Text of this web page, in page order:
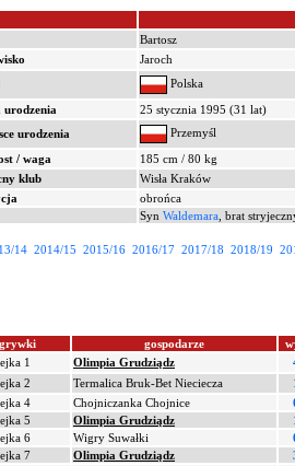
Bartosz
Jaroch
Polska
urodzenia
25 stycznia 1995 (31 lat)
urodzenia
Przemyśl
/ waga
185 cm / 80 kg
klub
Wisła Kraków
obrońca
Syn Waldemara , brat
14 2014/15 2015/16 2016/17 2017/18 2018/19
gospodarze
1 Olimpia Grudziądz
2 Termalica Bruk-Bet Nieciecza
4 Chojniczanka Chojnice
5 Olimpia Grudziądz
6 Wigry Suwałki
7 Olimpia Grudziądz